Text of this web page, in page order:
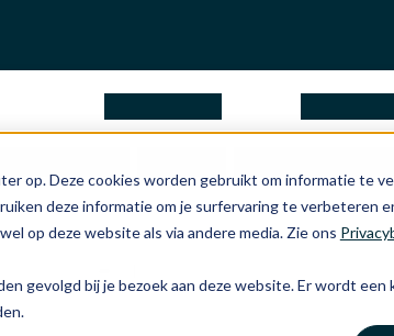
op. Deze cookies worden gebruikt om informatie te
deze informatie om je surfervaring te verbeteren
op deze website als via andere media. Zie ons
gevolgd bij je bezoek aan deze website. Er wordt